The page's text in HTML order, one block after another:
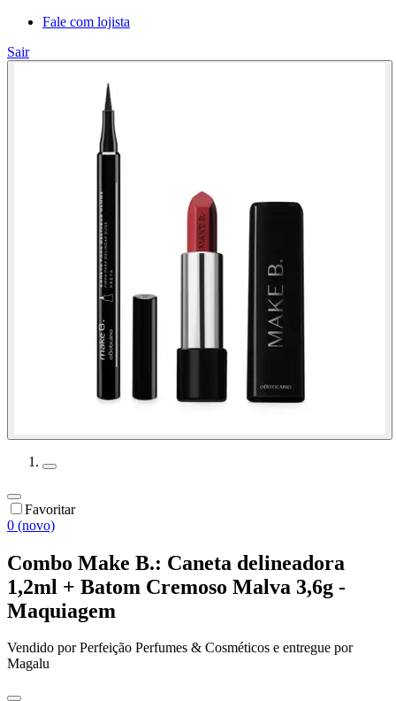
Fale com lojista
Sair
Favoritar
0 (novo)
Combo Make B.: Caneta delineadora
1,2ml + Batom Cremoso Malva 3,6g -
Maquiagem
Vendido porPerfeição Perfumes & Cosméticos e entregue por
Magalu